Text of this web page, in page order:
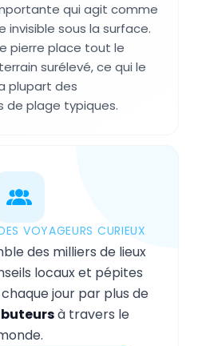
qui agit comme
invisible sous la surface.
pierre place tout le
surélevé, ce qui le
plupart des
de plage typiques.
VOYAGEURS CURIEUX
des milliers de lieux
locaux et pépites
jour par plus de
à travers le